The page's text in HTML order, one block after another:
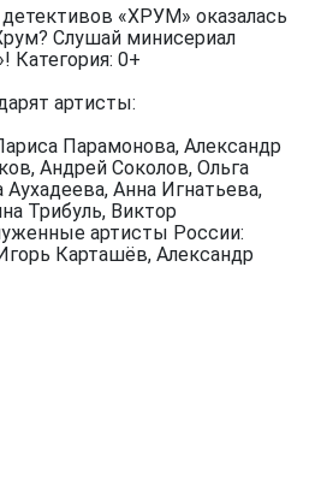
«ХРУМ» оказалась
Слушай минисериал
Категория: 0+
артисты:
Парамонова, Александр
Андрей Соколов, Ольга
Анна Игнатьева,
Трибуль, Виктор
артисты России:
Карташёв, Александр